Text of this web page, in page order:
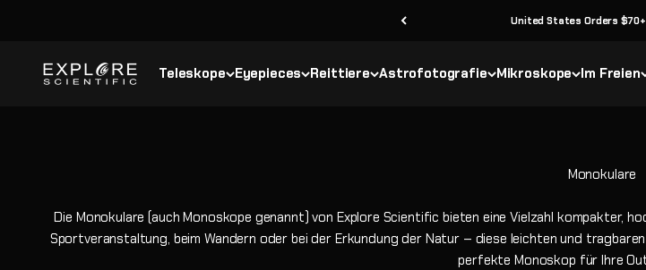
United States Orders $70+
Teleskope Eyepieces Reittiere Astrofotografie Mikroskope Im Freien
Explore Scientific
Die Monokulare (auch Monoskope genannt) von Explore Scientific bieten eine Vielzahl kompakter,
Sportveranstaltung, beim Wandern oder bei der Erkundung der Natur – diese leichten und
perfekte Monoskop für Ihre